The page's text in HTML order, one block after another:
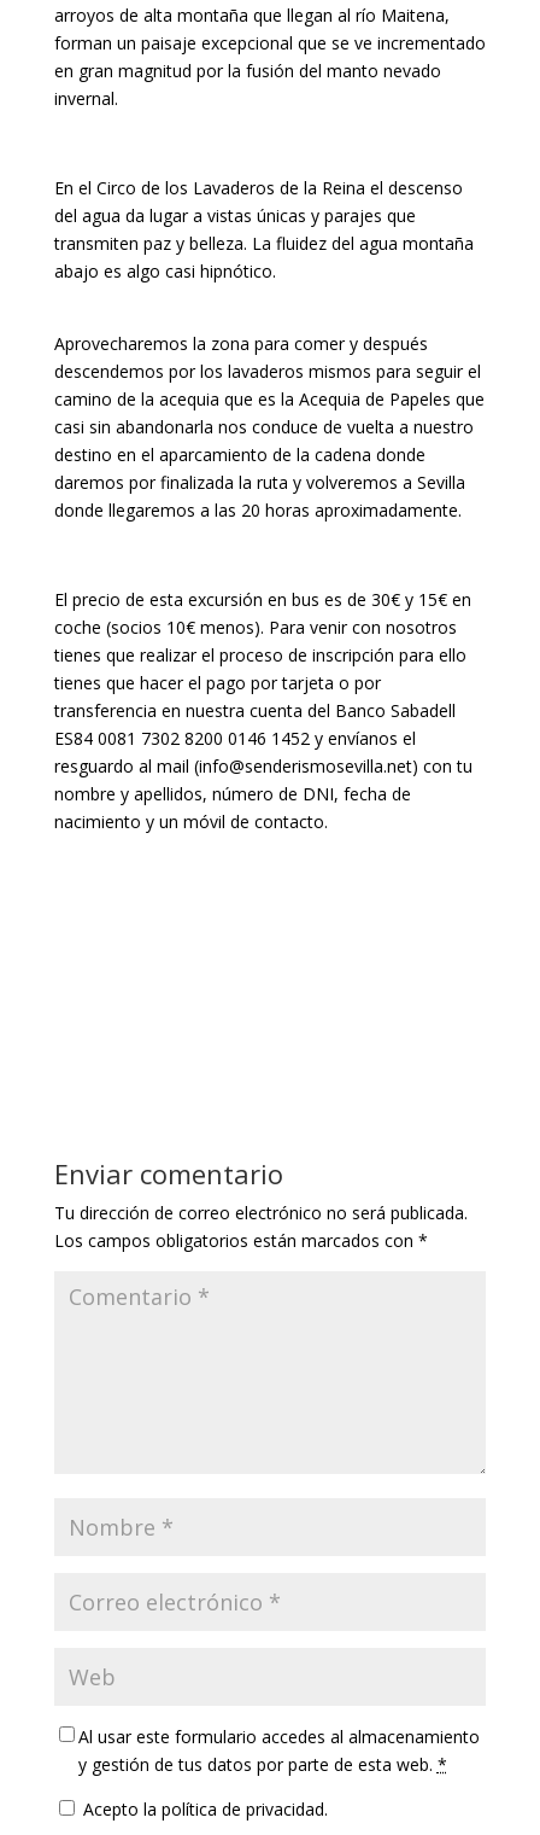
arroyos de alta montaña que llegan al río Maitena,
forman un paisaje excepcional que se ve incrementado
en gran magnitud por la fusión del manto nevado
invernal.
En el Circo de los Lavaderos de la Reina el descenso
del agua da lugar a vistas únicas y parajes que
transmiten paz y belleza. La fluidez del agua montaña
abajo es algo casi hipnótico.
Aprovecharemos la zona para comer y después
descendemos por los lavaderos mismos para seguir el
camino de la acequia que es la Acequia de Papeles que
casi sin abandonarla nos conduce de vuelta a nuestro
destino en el aparcamiento de la cadena donde
daremos por finalizada la ruta y volveremos a Sevilla
donde llegaremos a las 20 horas aproximadamente.
El precio de esta excursión en bus es de 30€ y 15€ en
coche (socios 10€ menos). Para venir con nosotros
tienes que realizar el proceso de inscripción para ello
tienes que hacer el pago por tarjeta o por
transferencia en nuestra cuenta del Banco Sabadell
ES84 0081 7302 8200 0146 1452 y envíanos el
resguardo al mail (info@senderismosevilla.net) con tu
nombre y apellidos, número de DNI, fecha de
nacimiento y un móvil de contacto.
Enviar comentario
Tu dirección de correo electrónico no será publicada.
Los campos obligatorios están marcados con *
Al usar este formulario accedes al almacenamiento
y gestión de tus datos por parte de esta web. *
Acepto la política de privacidad.